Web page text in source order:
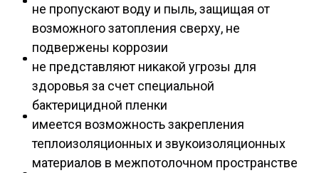
не пропускают воду и пыль, защищая от
возможного затопления сверху, не
подвержены коррозии
не представляют никакой угрозы для
здоровья за счет специальной
бактерицидной пленки
имеется возможность закрепления
теплоизоляционных и звукоизоляционных
материалов в межпотолочном пространстве